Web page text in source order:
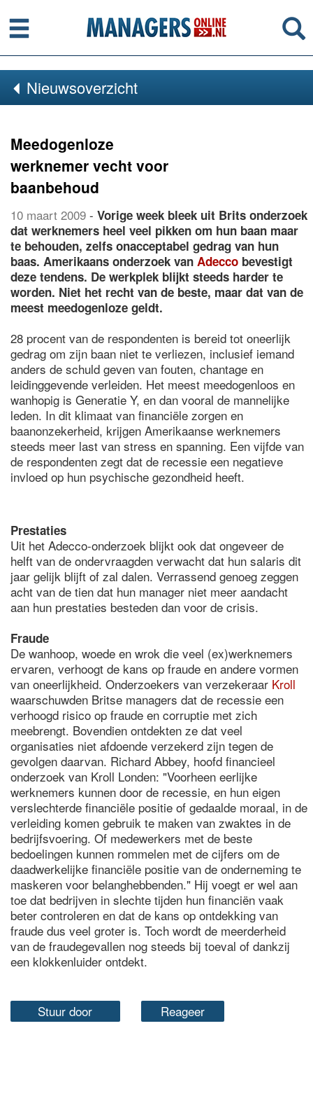
Menu
Nieuwsoverzicht
Meedogenloze
werknemer vecht voor
baanbehoud
10 maart 2009 - Vorige week bleek uit Brits onderzoek
dat werknemers heel veel pikken om hun baan maar
te behouden, zelfs onacceptabel gedrag van hun
baas. Amerikaans onderzoek van Adecco bevestigt
deze tendens. De werkplek blijkt steeds harder te
worden. Niet het recht van de beste, maar dat van de
meest meedogenloze geldt.
28 procent van de respondenten is bereid tot oneerlijk
gedrag om zijn baan niet te verliezen, inclusief iemand
anders de schuld geven van fouten, chantage en
leidinggevende verleiden. Het meest meedogenloos en
wanhopig is Generatie Y, en dan vooral de mannelijke
leden. In dit klimaat van financiële zorgen en
baanonzekerheid, krijgen Amerikaanse werknemers
steeds meer last van stress en spanning. Een vijfde van
de respondenten zegt dat de recessie een negatieve
invloed op hun psychische gezondheid heeft.
Prestaties
Uit het Adecco-onderzoek blijkt ook dat ongeveer de
helft van de ondervraagden verwacht dat hun salaris dit
jaar gelijk blijft of zal dalen. Verrassend genoeg zeggen
acht van de tien dat hun manager niet meer aandacht
aan hun prestaties besteden dan voor de crisis.
Fraude
De wanhoop, woede en wrok die veel (ex)werknemers
ervaren, verhoogt de kans op fraude en andere vormen
van oneerlijkheid. Onderzoekers van verzekeraar Kroll
waarschuwden Britse managers dat de recessie een
verhoogd risico op fraude en corruptie met zich
meebrengt. Bovendien ontdekten ze dat veel
organisaties niet afdoende verzekerd zijn tegen de
gevolgen daarvan. Richard Abbey, hoofd financieel
onderzoek van Kroll Londen: "Voorheen eerlijke
werknemers kunnen door de recessie, en hun eigen
verslechterde financiële positie of gedaalde moraal, in de
verleiding komen gebruik te maken van zwaktes in de
bedrijfsvoering. Of medewerkers met de beste
bedoelingen kunnen rommelen met de cijfers om de
daadwerkelijke financiële positie van de onderneming te
maskeren voor belanghebbenden." Hij voegt er wel aan
toe dat bedrijven in slechte tijden hun financiën vaak
beter controleren en dat de kans op ontdekking van
fraude dus veel groter is. Toch wordt de meerderheid
van de fraudegevallen nog steeds bij toeval of dankzij
een klokkenluider ontdekt.
Stuur door Reageer